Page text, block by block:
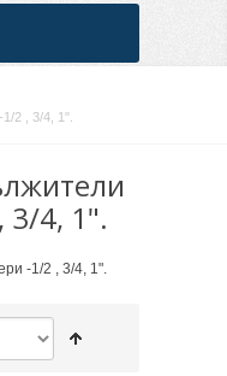
2 , 3/4, 1".
3/4, 1".
-1/2 , 3/4, 1".